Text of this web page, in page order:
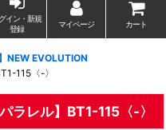
イン・新規
登録
マイページ カート
NEW EVOLUTION
115〈-〉
ラレル】BT1-115〈-〉